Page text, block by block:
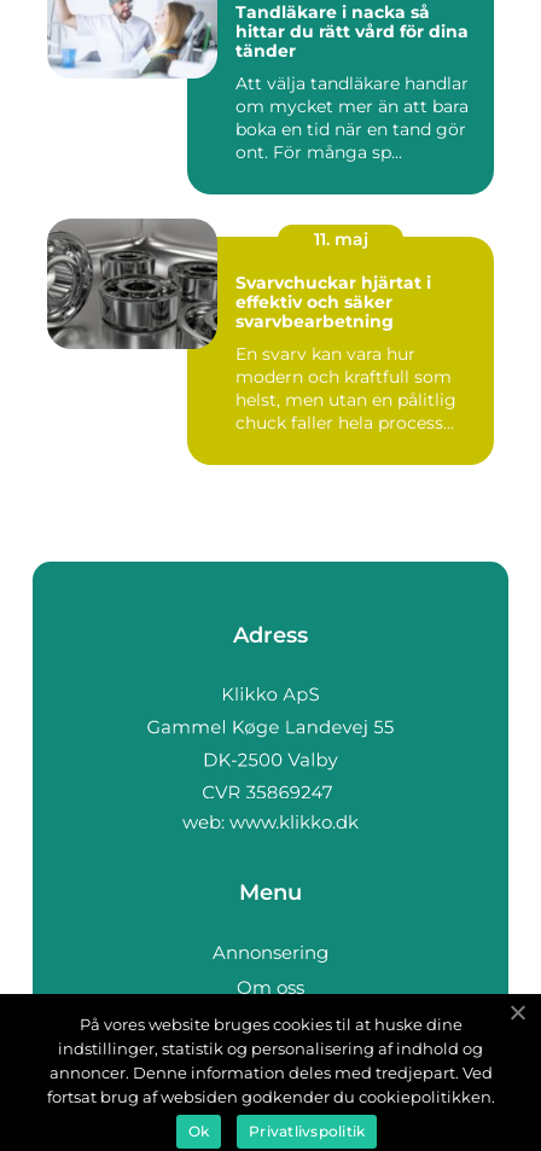
Tandläkare i nacka så
hittar du rätt vård för dina
tänder
Att välja tandläkare handlar
om mycket mer än att bara
boka en tid när en tand gör
ont. För många sp...
11. maj
Svarvchuckar hjärtat i
effektiv och säker
svarvbearbetning
En svarv kan vara hur
modern och kraftfull som
helst, men utan en pålitlig
chuck faller hela process...
Adress
web: www.klikko.dk
Menu
Annonsering
Om oss
Cookies
Kontakta oss
Sitemap
På vores website bruges cookies til at huske dine
indstillinger, statistik og personalisering af indhold og
annoncer. Denne information deles med tredjepart. Ved
fortsat brug af websiden godkender du cookiepolitikken.
Ok Privatlivspolitik